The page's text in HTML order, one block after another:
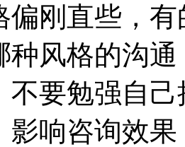
偏刚直些，
种风格的沟
不要勉强自
影响咨询效